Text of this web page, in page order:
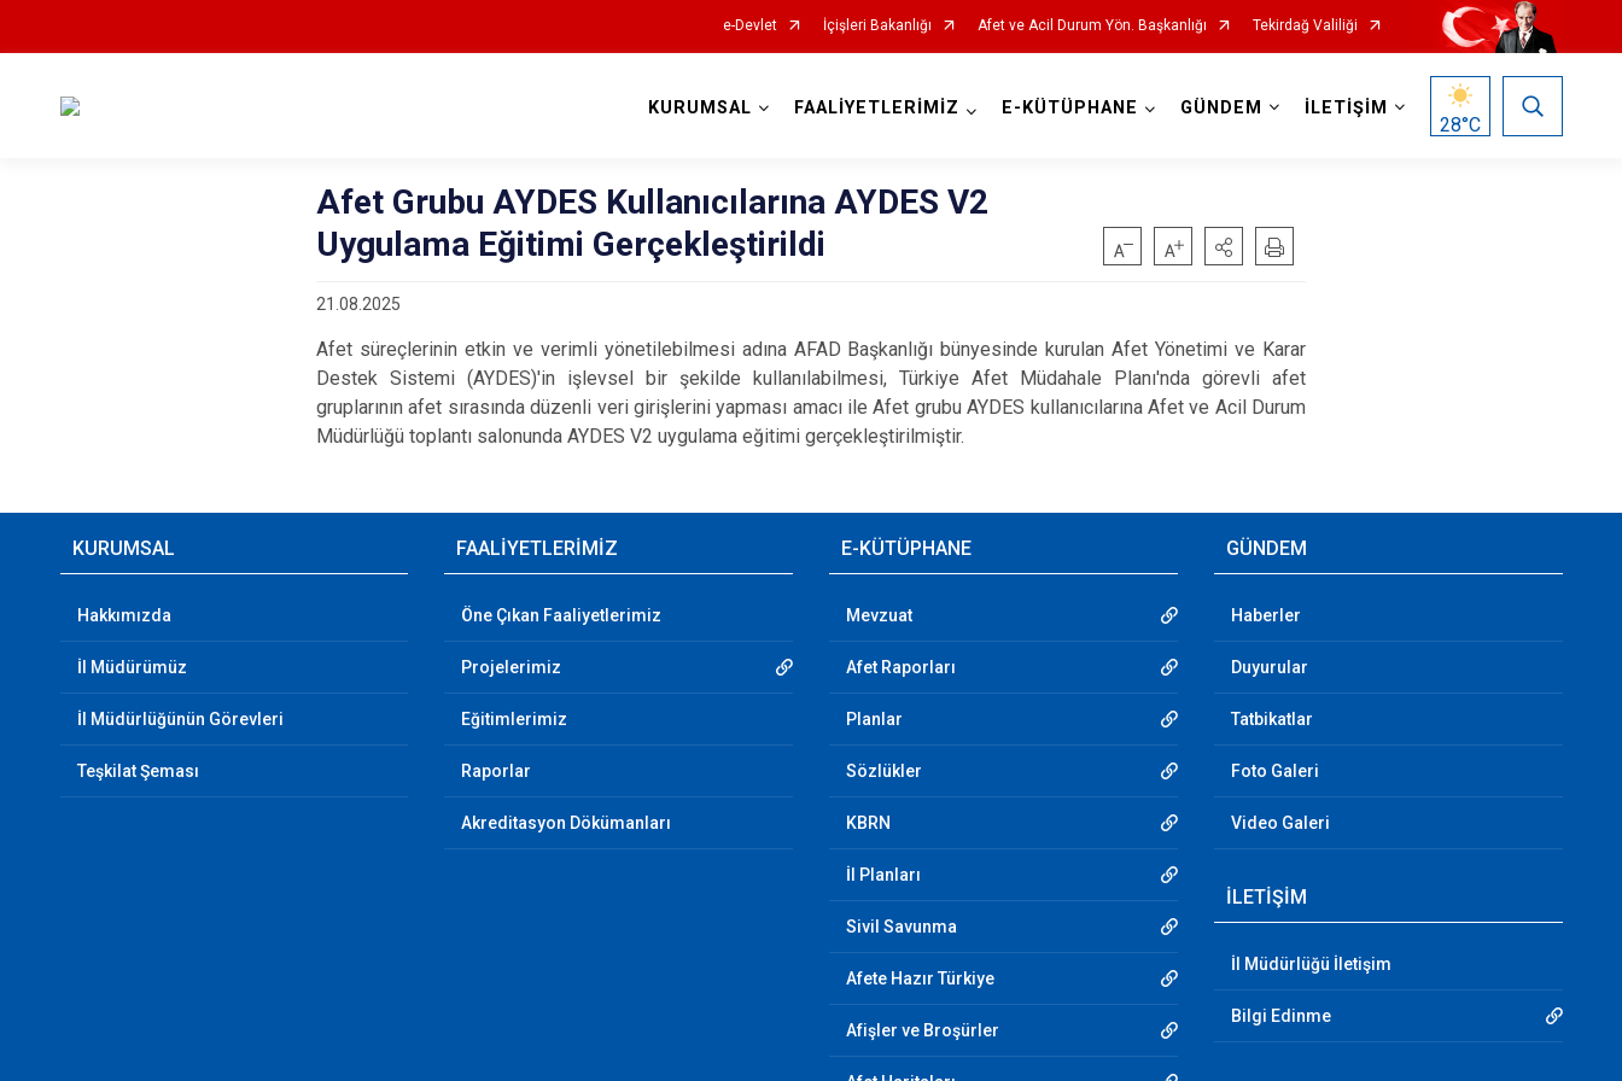
e-Devlet İçişleri Bakanlığı Afet ve Acil Durum Yön. Başkanlığı Tekirdağ Valiliği
KURUMSAL FAALİYETLERİMİZ E-KÜTÜPHANE GÜNDEM İLETİŞİM
28°C
Afet Grubu AYDES Kullanıcılarına AYDES V2
Uygulama Eğitimi Gerçekleştirildi
21.08.2025
Afet süreçlerinin etkin ve verimli yönetilebilmesi adına AFAD Başkanlığı bünyesinde kurulan Afet Yönetimi ve Karar
Destek Sistemi (AYDES)'in işlevsel bir şekilde kullanılabilmesi, Türkiye Afet Müdahale Planı'nda görevli afet
gruplarının afet sırasında düzenli veri girişlerini yapması amacı ile Afet grubu AYDES kullanıcılarına Afet ve Acil Durum
Müdürlüğü toplantı salonunda AYDES V2 uygulama eğitimi gerçekleştirilmiştir.
KURUMSAL
Hakkımızda
İl Müdürümüz
İl Müdürlüğünün Görevleri
Teşkilat Şeması
FAALİYETLERİMİZ
Öne Çıkan Faaliyetlerimiz
Projelerimiz
Eğitimlerimiz
Raporlar
Akreditasyon Dökümanları
E-KÜTÜPHANE
Mevzuat
Afet Raporları
Planlar
Sözlükler
KBRN
İl Planları
Sivil Savunma
Afete Hazır Türkiye
Afişler ve Broşürler
GÜNDEM
Haberler
Duyurular
Tatbikatlar
Foto Galeri
Video Galeri
İLETİŞİM
İl Müdürlüğü İletişim
Bilgi Edinme